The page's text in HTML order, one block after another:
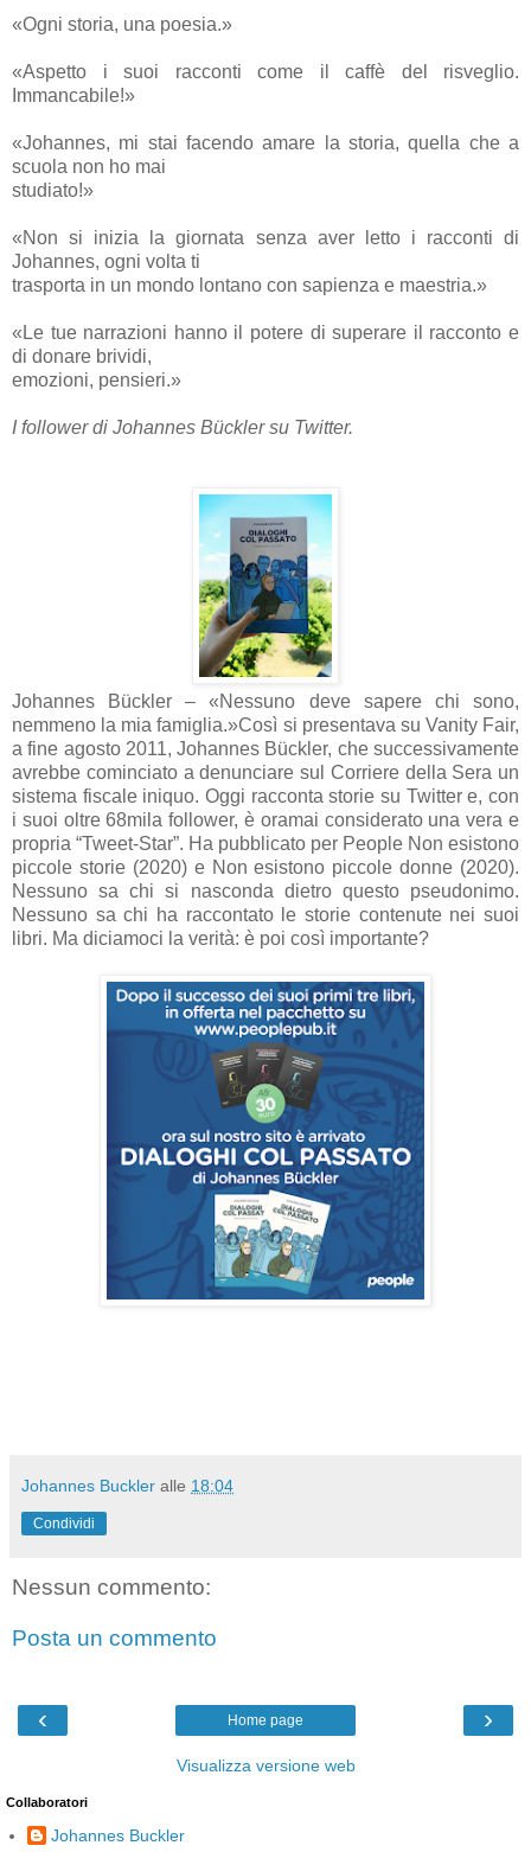
«Ogni storia, una poesia.»
«Aspetto i suoi racconti come il caffè del risveglio.
Immancabile!»
«Johannes, mi stai facendo amare la storia, quella che a
scuola non ho mai
studiato!»
«Non si inizia la giornata senza aver letto i racconti di
Johannes, ogni volta ti
trasporta in un mondo lontano con sapienza e maestria.»
«Le tue narrazioni hanno il potere di superare il racconto e
di donare brividi,
emozioni, pensieri.»
I follower di Johannes Bückler su Twitter.
Johannes Bückler – «Nessuno deve sapere chi sono,
nemmeno la mia famiglia.»Così si presentava su Vanity Fair,
a fine agosto 2011, Johannes Bückler, che successivamente
avrebbe cominciato a denunciare sul Corriere della Sera un
sistema fiscale iniquo. Oggi racconta storie su Twitter e, con
i suoi oltre 68mila follower, è oramai considerato una vera e
propria “Tweet-Star”. Ha pubblicato per People Non esistono
piccole storie (2020) e Non esistono piccole donne (2020).
Nessuno sa chi si nasconda dietro questo pseudonimo.
Nessuno sa chi ha raccontato le storie contenute nei suoi
libri. Ma diciamoci la verità: è poi così importante?
Johannes Buckler alle 18:04
Condividi
Nessun commento:
Posta un commento
‹ ›
Home page
Visualizza versione web
Collaboratori
Johannes Buckler